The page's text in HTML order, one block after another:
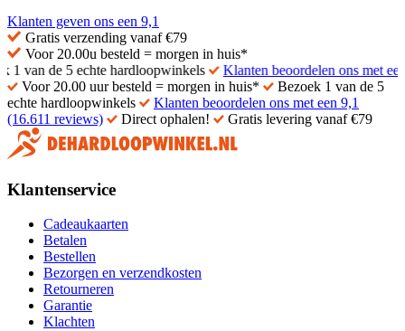
Klanten geven ons een 9,1
Gratis verzending vanaf €79
Voor 20.00u besteld = morgen in huis*
de 5 echte hardloopwinkels
Klanten beoordelen ons met een
Voor 20.00 uur besteld = morgen in huis*
Bezoek 1 van de 5
echte hardloopwinkels
Klanten beoordelen ons met een 9,1
(16.611 reviews)
Direct ophalen! Gratis levering vanaf €79
Klantenservice
Cadeaukaarten
Betalen
Bestellen
Bezorgen en verzendkosten
Retourneren
Garantie
Klachten